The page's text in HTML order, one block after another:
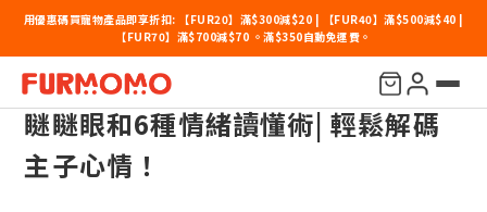
用優惠碼買寵物產品即享折扣: 【FUR20】滿$300減$20 | 【FUR40】滿$500減$40 |
【FUR70】滿$700減$70 。滿$350自動免運費。
【貓咪眼神密碼大公開】瞳孔放大、
瞇瞇眼和6種情緒讀懂術| 輕鬆解碼
主子心情！